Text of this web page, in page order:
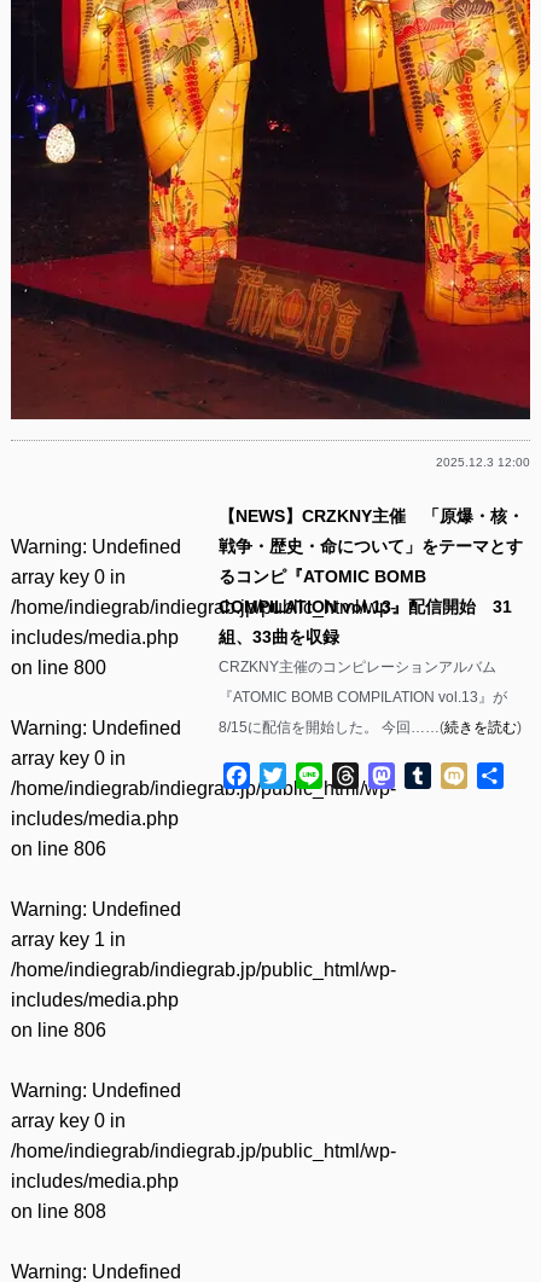
2025.12.3 12:00
Warning: Undefined
array key 0 in
/home/indiegrab/indiegrab.jp/public_html/wp-
includes/media.php
on line 800
Warning: Undefined
array key 0 in
/home/indiegrab/indiegrab.jp/public_html/wp-
includes/media.php
on line 806
Warning: Undefined
array key 1 in
/home/indiegrab/indiegrab.jp/public_html/wp-
includes/media.php
on line 806
Warning: Undefined
array key 0 in
/home/indiegrab/indiegrab.jp/public_html/wp-
includes/media.php
on line 808
Warning: Undefined
【NEWS】CRZKNY主催 「原爆・核・
戦争・歴史・命について」をテーマとす
るコンピ『ATOMIC BOMB
COMPILATION vol.13』配信開始 31
組、33曲を収録
CRZKNY主催のコンピレーションアルバム
『ATOMIC BOMB COMPILATION vol.13』が
8/15に配信を開始した。 今回……(続きを読む)
Facebook
TwitterLine ThreadsMastodon
Tumblr
Mixi